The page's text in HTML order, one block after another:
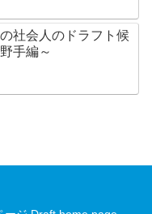
社会人のドラフト候
手編～